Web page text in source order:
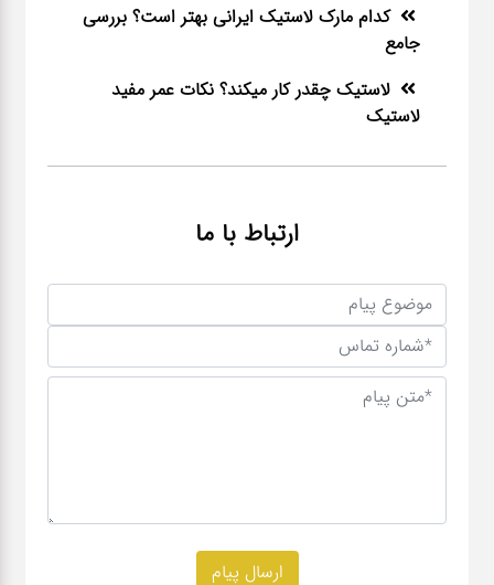
کدام مارک لاستیک ایرانی بهتر است؟ بررسی
جامع
لاستیک چقدر کار میکند؟ نکات عمر مفید
لاستیک
ارتباط با ما